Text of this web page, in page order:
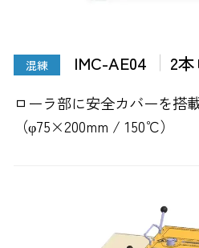
混練 IMC-AE04 2
ローラ部に安全カバーを搭
（φ75×200mm / 150℃）